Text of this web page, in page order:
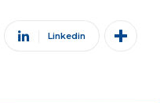
Linkedin